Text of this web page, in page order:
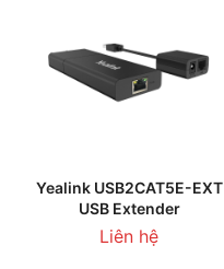
Yealink USB2CAT5E-EXT
USB Extender
Liên hệ